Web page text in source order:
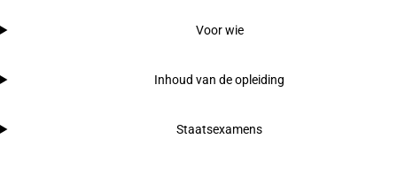
Voor wie
Inhoud van de opleiding
Staatsexamens